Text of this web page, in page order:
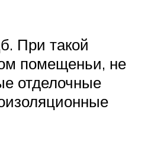
При такой
помещеньи, не
отделочные